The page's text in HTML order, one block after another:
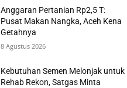
Anggaran Pertanian Rp2,5 T:
Pusat Makan Nangka, Aceh Kena
Getahnya
8 Agustus 2026
Kebutuhan Semen Melonjak untuk
Rehab Rekon, Satgas Minta